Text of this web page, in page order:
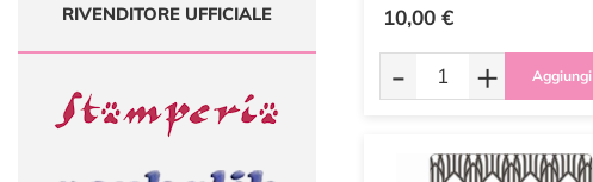
RIVENDITORE UFFICIALE 10,00 €
- + Aggiungi